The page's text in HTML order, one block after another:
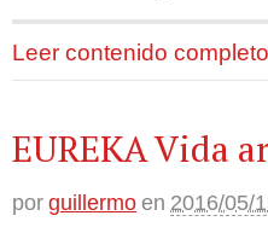
Leer contenido completo
EUREKA Vida
por guillermo en 2016/05/